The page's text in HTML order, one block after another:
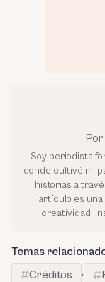
Por
Soy periodista
donde cultivé mi
historias a
artículo es
creatividad,
Temas
Créditos
·